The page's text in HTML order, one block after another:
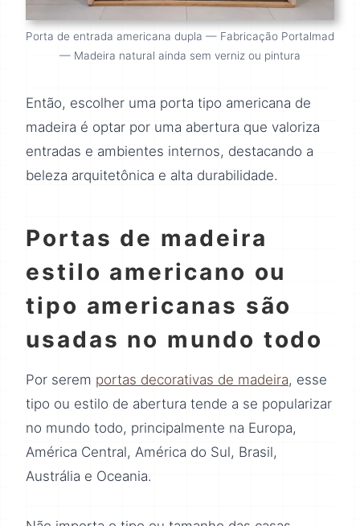
Porta de entrada americana dupla — Fabricação Portalmad
— Madeira natural ainda sem verniz ou pintura
Então, escolher uma porta tipo americana de
madeira é optar por uma abertura que valoriza
entradas e ambientes internos, destacando a
beleza arquitetônica e alta durabilidade.
Portas de madeira
estilo americano ou
tipo americanas são
usadas no mundo todo
Por serem portas decorativas de madeira, esse
tipo ou estilo de abertura tende a se popularizar
no mundo todo, principalmente na Europa,
América Central, América do Sul, Brasil,
Austrália e Oceania.